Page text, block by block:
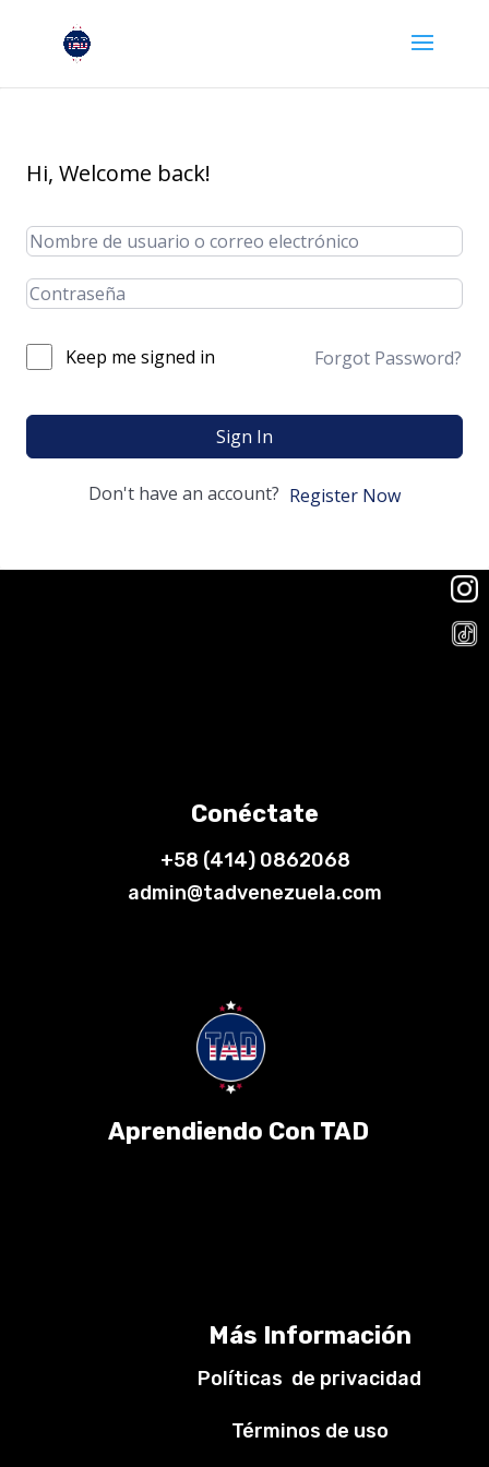
Hi, Welcome back!
Keep me signed in Forgot Password?
Sign In
Don't have an account? Register Now
Conéctate
+58 (414) 0862068
admin@tadvenezuela.com
Aprendiendo Con TAD
Más Información
Políticas de privacidad
Términos de uso